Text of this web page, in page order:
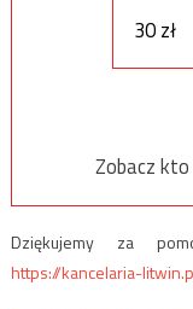
30 zł
Zobacz
Dziękujemy za
https://kancelaria-